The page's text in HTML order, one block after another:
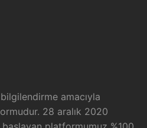
amacıyla
28 aralık 2020